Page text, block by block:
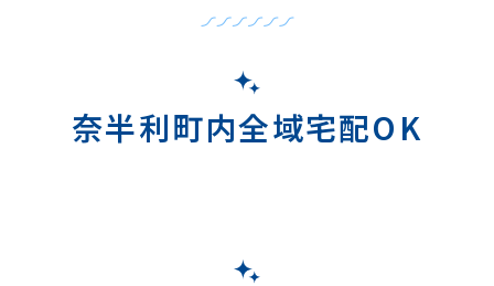
奈半利町内全域宅配OK